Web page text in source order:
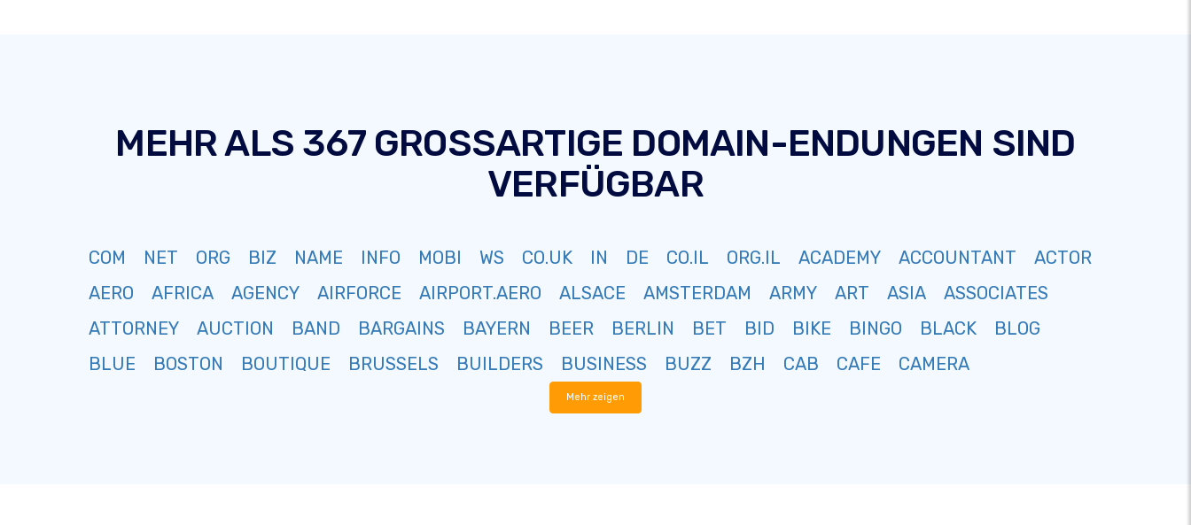
MEHR ALS 367 GROSSARTIGE DOMAIN-ENDUNGEN SIND
VERFÜGBAR
COM NET ORG BIZ NAME INFO MOBI WS CO.UK IN DE CO.IL ORG.IL ACADEMY ACCOUNTANT
ACTOR
AERO
AFRICA AGENCY AIRFORCE AIRPORT.AERO ALSACE AMSTERDAM ARMY ART ASIA
ASSOCIATES
ATTORNEY
AUCTION BAND BARGAINS BAYERN BEER BERLIN BET BID BIKE BINGO BLACK
BLOG
BLUE
BOSTON BOUTIQUE BRUSSELS BUILDERS BUSINESS BUZZ BZH CAB CAFE CAMERA
Mehr zeigen